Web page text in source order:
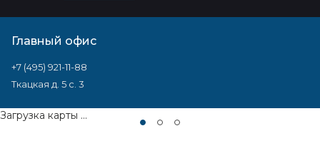
Главный офис
+7 (495) 921-11-88
Ткацкая д. 5 с. 3
Загрузка карты ...